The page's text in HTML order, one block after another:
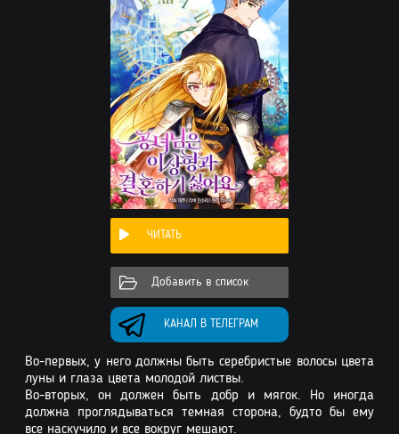
ЧИТАТЬ
Добавить в список
КАНАЛ В ТЕЛЕГРАМ
Во-первых, у него должны быть серебристые волосы цвета
луны и глаза цвета молодой листвы.
Во-вторых, он должен быть добр и мягок. Но иногда
должна проглядываться темная сторона, будто бы ему
все наскучило и все вокруг мешают.